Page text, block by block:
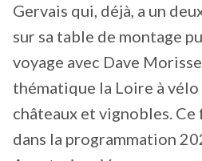
Gervais qui, déjà, a un
sur sa table de montage
voyage avec Dave
thématique la Loire à vélo
châteaux et vignobles.
dans la programmation